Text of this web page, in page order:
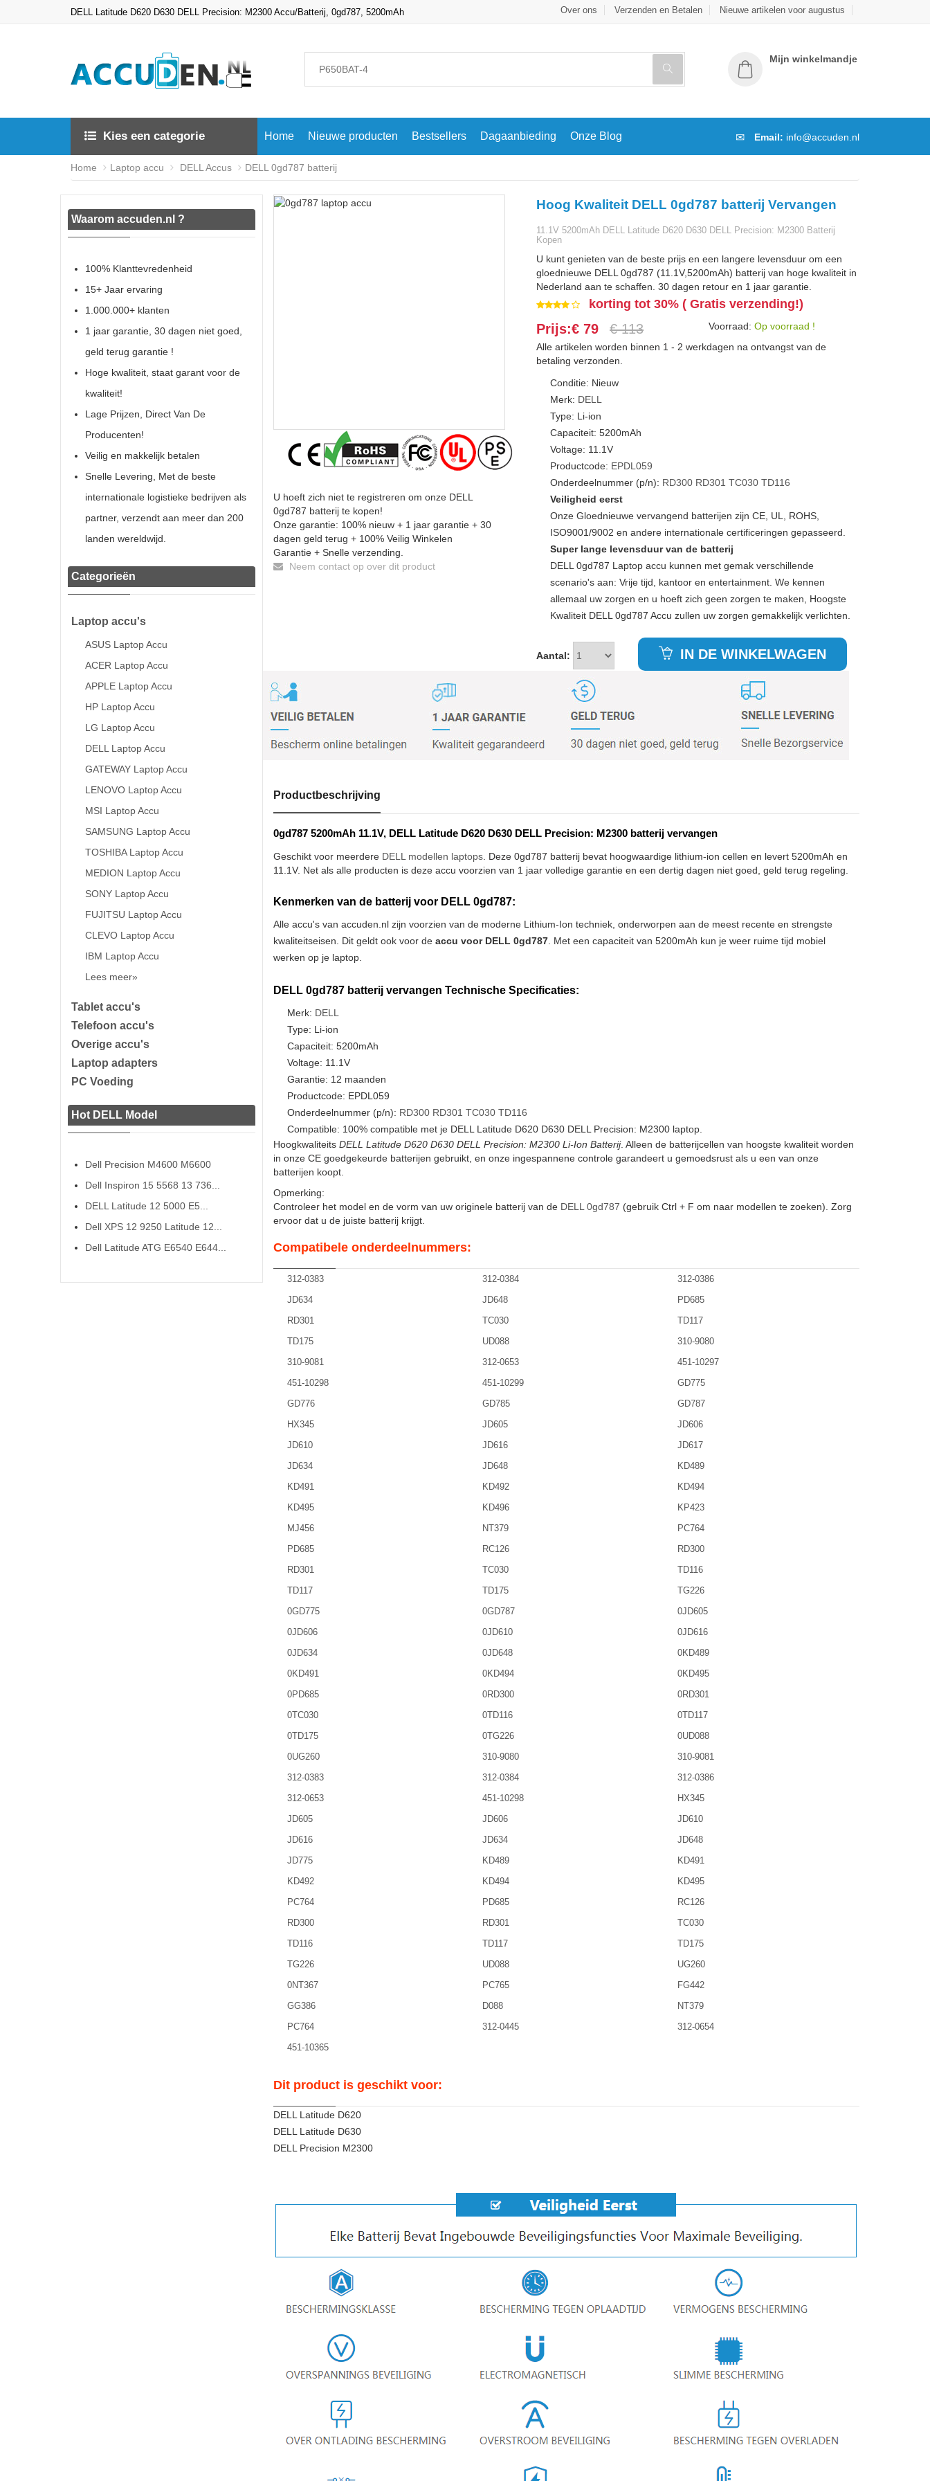
DELL Latitude D620 D630 DELL Precision: M2300 Accu/Batterij, 0gd787, 5200mAh Over ons Verzenden en Betalen Nieuwe artikelen voor augustus
Mijn winkelmandje
Kies een categorie Home Nieuwe producten Bestsellers Dagaanbieding Onze Blog Email: info@accuden.nl
Home Laptop accu DELL Accus DELL 0gd787 batterij
Waarom accuden.nl ?
100% Klanttevredenheid
15+ Jaar ervaring
1.000.000+ klanten
1 jaar garantie, 30 dagen niet goed,
geld terug garantie !
Hoge kwaliteit, staat garant voor de
kwaliteit!
Lage Prijzen, Direct Van De
Producenten!
Veilig en makkelijk betalen
Snelle Levering, Met de beste
internationale logistieke bedrijven als
partner, verzendt aan meer dan 200
landen wereldwijd.
Categorieën
Laptop accu's
ASUS Laptop Accu
ACER Laptop Accu
APPLE Laptop Accu
HP Laptop Accu
LG Laptop Accu
DELL Laptop Accu
GATEWAY Laptop Accu
LENOVO Laptop Accu
MSI Laptop Accu
SAMSUNG Laptop Accu
TOSHIBA Laptop Accu
MEDION Laptop Accu
SONY Laptop Accu
FUJITSU Laptop Accu
CLEVO Laptop Accu
IBM Laptop Accu
Lees meer»
Tablet accu's
Telefoon accu's
Overige accu's
Laptop adapters
PC Voeding
Hot DELL Model
Dell Precision M4600 M6600
Dell Inspiron 15 5568 13 736...
DELL Latitude 12 5000 E5...
Dell XPS 12 9250 Latitude 12...
Dell Latitude ATG E6540 E644...
U hoeft zich niet te registreren om onze DELL
0gd787 batterij te kopen!
Onze garantie: 100% nieuw + 1 jaar garantie + 30
dagen geld terug + 100% Veilig Winkelen
Garantie + Snelle verzending.
Neem contact op over dit product
Hoog Kwaliteit DELL 0gd787 batterij Vervangen
11.1V 5200mAh DELL Latitude D620 D630 DELL Precision: M2300 Batterij
Kopen
U kunt genieten van de beste prijs en een langere levensduur om een
gloednieuwe DELL 0gd787 (11.1V,5200mAh) batterij van hoge kwaliteit in
Nederland aan te schaffen. 30 dagen retour en 1 jaar garantie.
korting tot 30% ( Gratis verzending!)
Prijs:€ 79 € 113 Voorraad: Op voorraad !
Alle artikelen worden binnen 1 - 2 werkdagen na ontvangst van de
betaling verzonden.
Conditie: Nieuw
Merk: DELL
Type: Li-ion
Capaciteit: 5200mAh
Voltage: 11.1V
Productcode: EPDL059
Onderdeelnummer (p/n): RD300 RD301 TC030 TD116
Veiligheid eerst
Onze Gloednieuwe vervangend batterijen zijn CE, UL, ROHS,
ISO9001/9002 en andere internationale certificeringen gepasseerd.
Super lange levensduur van de batterij
DELL 0gd787 Laptop accu kunnen met gemak verschillende
scenario's aan: Vrije tijd, kantoor en entertainment. We kennen
allemaal uw zorgen en u hoeft zich geen zorgen te maken, Hoogste
Kwaliteit DELL 0gd787 Accu zullen uw zorgen gemakkelijk verlichten.
Aantal: IN DE WINKELWAGEN
Productbeschrijving
0gd787 5200mAh 11.1V, DELL Latitude D620 D630 DELL Precision: M2300 batterij vervangen
Geschikt voor meerdere DELL modellen laptops. Deze 0gd787 batterij bevat hoogwaardige lithium-ion cellen en levert 5200mAh en
11.1V. Net als alle producten is deze accu voorzien van 1 jaar volledige garantie en een dertig dagen niet goed, geld terug regeling.
Kenmerken van de batterij voor DELL 0gd787:
Alle accu's van accuden.nl zijn voorzien van de moderne Lithium-Ion techniek, onderworpen aan de meest recente en strengste
kwaliteitseisen. Dit geldt ook voor de accu voor DELL 0gd787. Met een capaciteit van 5200mAh kun je weer ruime tijd mobiel
werken op je laptop.
DELL 0gd787 batterij vervangen Technische Specificaties:
Merk: DELL
Type: Li-ion
Capaciteit: 5200mAh
Voltage: 11.1V
Garantie: 12 maanden
Productcode: EPDL059
Onderdeelnummer (p/n): RD300 RD301 TC030 TD116
Compatible: 100% compatible met je DELL Latitude D620 D630 DELL Precision: M2300 laptop.
Hoogkwaliteits DELL Latitude D620 D630 DELL Precision: M2300 Li-Ion Batterij. Alleen de batterijcellen van hoogste kwaliteit worden
in onze CE goedgekeurde batterijen gebruikt, en onze ingespannene controle garandeert u gemoedsrust als u een van onze
batterijen koopt.
Opmerking:
Controleer het model en de vorm van uw originele batterij van de DELL 0gd787 (gebruik Ctrl + F om naar modellen te zoeken). Zorg
ervoor dat u de juiste batterij krijgt.
Compatibele onderdeelnummers:
312-0383 312-0384
312-0386
JD634
JD648
PD685
RD301
TC030
TD117
TD175
UD088
310-9080
310-9081
312-0653
451-10297
451-10298
451-10299
GD775
GD776
GD785
GD787
HX345
JD605
JD606
JD610
JD616
JD617
JD634
JD648
KD489
KD491
KD492
KD494
KD495
KD496
KP423
MJ456
NT379
PC764
PD685
RC126
RD300
RD301
TC030
TD116
TD117
TD175
TG226
0GD775
0GD787
0JD605
0JD606
0JD610
0JD616
0JD634
0JD648
0KD489
0KD491
0KD494
0KD495
0PD685
0RD300
0RD301
0TC030
0TD116
0TD117
0TD175
0TG226
0UD088
0UG260
310-9080
310-9081
312-0383
312-0384
312-0386
312-0653
451-10298
HX345
JD605
JD606
JD610
JD616
JD634
JD648
JD775
KD489
KD491
KD492
KD494
KD495
PC764
PD685
RC126
RD300
RD301
TC030
TD116
TD117
TD175
TG226
UD088
UG260
0NT367
PC765
FG442
GG386
D088
NT379
PC764
312-0445
312-0654
451-10365
Dit product is geschikt voor:
DELL Latitude D620
DELL Latitude D630
DELL Precision M2300